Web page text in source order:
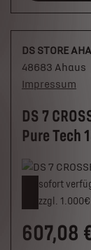
DS 7
Pure Tech
sofort
zzgl. 1.000€
607,08
DS STORE
48683 Ahaus
Impressum